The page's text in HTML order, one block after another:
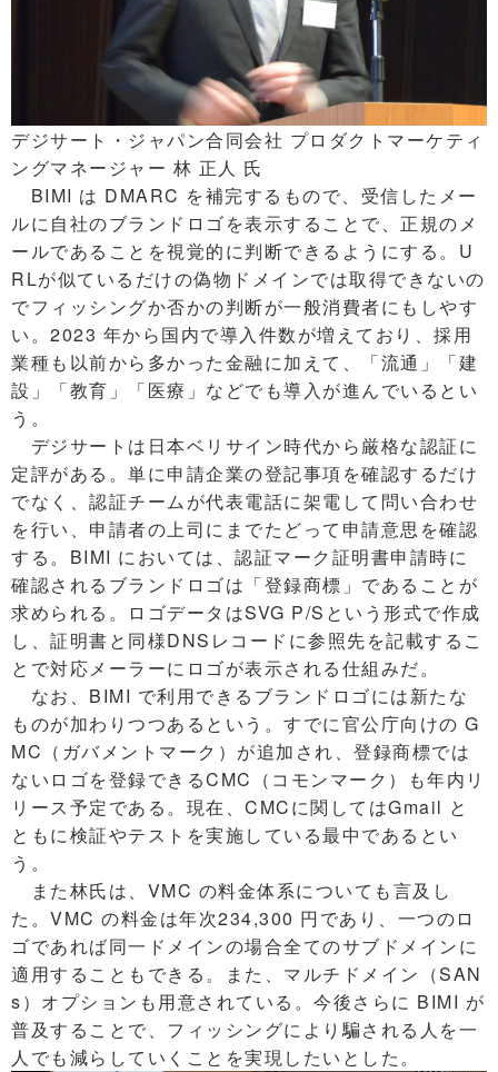
デジサート・ジャパン合同会社 プロダクトマーケティ
ングマネージャー 林 正人 氏
BIMI は DMARC を補完するもので、受信したメー
ルに自社のブランドロゴを表示することで、正規のメ
ールであることを視覚的に判断できるようにする。U
RLが似ているだけの偽物ドメインでは取得できないの
でフィッシングか否かの判断が一般消費者にもしやす
い。2023 年から国内で導入件数が増えており、採用
業種も以前から多かった金融に加えて、「流通」「建
設」「教育」「医療」などでも導入が進んでいるとい
う。
デジサートは日本ベリサイン時代から厳格な認証に
定評がある。単に申請企業の登記事項を確認するだけ
でなく、認証チームが代表電話に架電して問い合わせ
を行い、申請者の上司にまでたどって申請意思を確認
する。BIMI においては、認証マーク証明書申請時に
確認されるブランドロゴは「登録商標」であることが
求められる。ロゴデータはSVG P/Sという形式で作成
し、証明書と同様DNSレコードに参照先を記載するこ
とで対応メーラーにロゴが表示される仕組みだ。
なお、BIMI で利用できるブランドロゴには新たな
ものが加わりつつあるという。すでに官公庁向けの G
MC（ガバメントマーク）が追加され、登録商標では
ないロゴを登録できるCMC（コモンマーク）も年内リ
リース予定である。現在、CMCに関してはGmail と
ともに検証やテストを実施している最中であるとい
う。
また林氏は、VMC の料金体系についても言及し
た。VMC の料金は年次234,300 円であり、一つのロ
ゴであれば同一ドメインの場合全てのサブドメインに
適用することもできる。また、マルチドメイン（SAN
s）オプションも用意されている。今後さらに BIMI が
普及することで、フィッシングにより騙される人を一
人でも減らしていくことを実現したいとした。